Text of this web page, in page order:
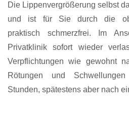
Die Lippenvergrößerung selbst
und ist für Sie durch die
praktisch schmerzfrei. Im
Privatklinik sofort wieder
Verpflichtungen wie gewohnt
Rötungen und
Stunden, spätestens aber nach